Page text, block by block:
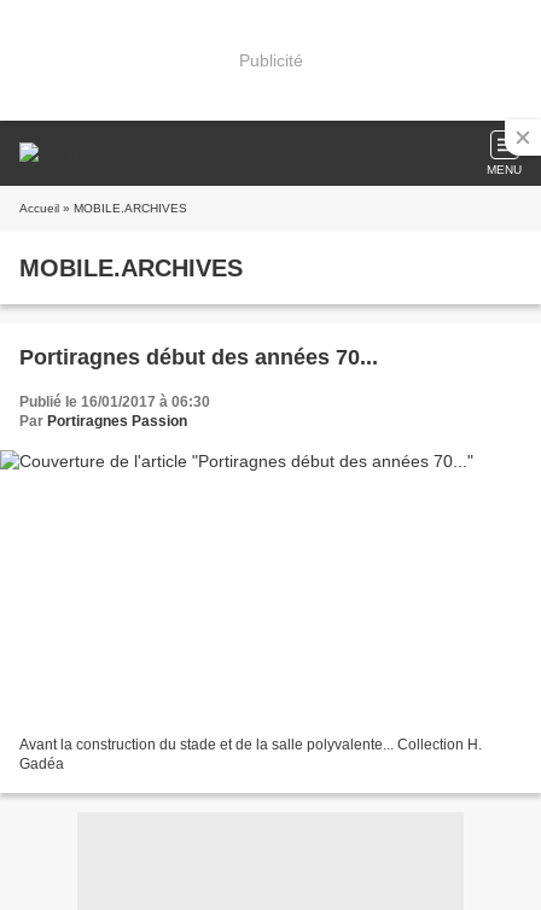
Publicité
MENU
Accueil » MOBILE.ARCHIVES
MOBILE.ARCHIVES
Portiragnes début des années 70...
Publié le 16/01/2017 à 06:30
Par Portiragnes Passion
Avant la construction du stade et de la salle polyvalente... Collection H.
Gadéa